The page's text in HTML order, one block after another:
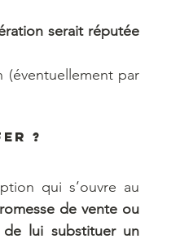
serait réputée
(éventuellement par
?
qui s’ouvre au
de vente ou
lui substituer un